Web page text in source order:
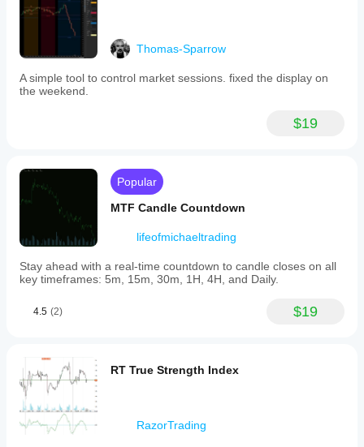
Thomas-Sparrow
A simple tool to control market sessions. fixed the display on
the weekend.
$19
Popular
MTF Candle Countdown
lifeofmichaeltrading
Stay ahead with a real-time countdown to candle closes on all
key timeframes: 5m, 15m, 30m, 1H, 4H, and Daily.
4.5 (2) $19
RT True Strength Index
RazorTrading